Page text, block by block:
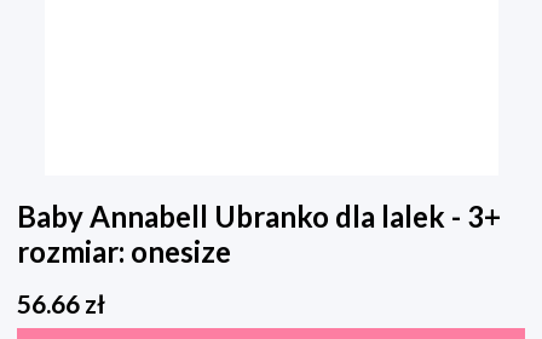
Baby Annabell Ubranko dla lalek - 3+
rozmiar: onesize
56.66 zł